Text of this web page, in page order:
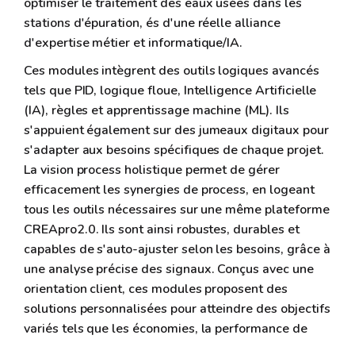
stations d'épuration, és d'une réelle alliance
d'expertise métier et informatique/IA.
Ces modules intègrent des outils logiques avancés
tels que PID, logique floue, Intelligence Artificielle
(IA), règles et apprentissage machine (ML). Ils
s'appuient également sur des jumeaux digitaux pour
s'adapter aux besoins spécifiques de chaque projet.
La vision process holistique permet de gérer
efficacement les synergies de process, en logeant
tous les outils nécessaires sur une même plateforme
CREApro2.0. Ils sont ainsi robustes, durables et
capables de s'auto-ajuster selon les besoins, grâce à
une analyse précise des signaux. Conçus avec une
orientation client, ces modules proposent des
solutions personnalisées pour atteindre des objectifs
variés tels que les économies, la performance de